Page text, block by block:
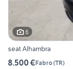
6
seat Alhambra
8.500 €Fabro(TR)